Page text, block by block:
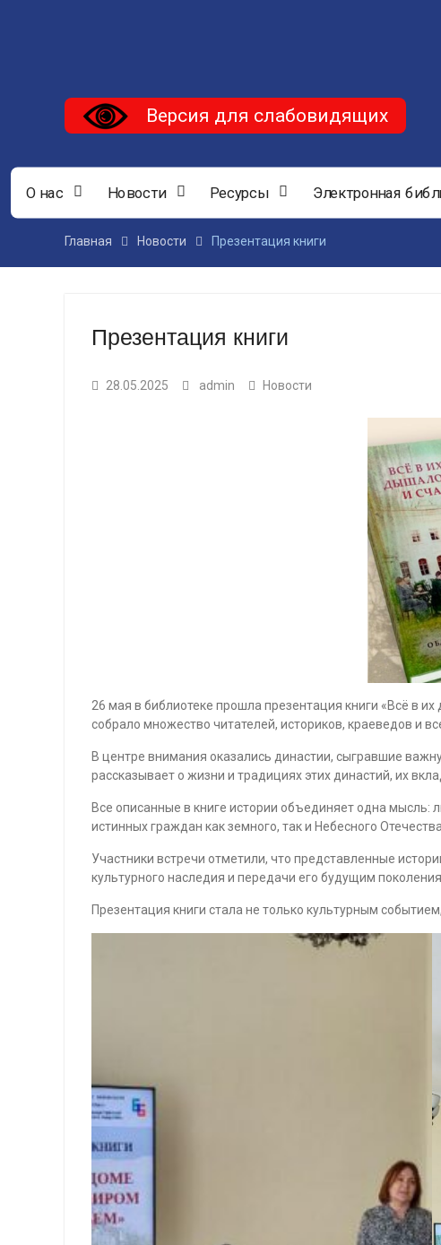
Версия для слабовидящих
О нас Новости Ресурсы Электронная
Главная Новости Презентация книги
Презентация книги
28.05.2025 admin Новости
26 мая в библиотеке прошла презентация книги «Всё в
собрало множество читателей, историков, краеведов и
В центре внимания оказались династии, сыгравшие
рассказывает о жизни и традициях этих династий, их
Все описанные в книге истории объединяет одна
истинных граждан как земного, так и Небесного
Участники встречи отметили, что представленные
культурного наследия и передачи его будущим
Презентация книги стала не только культурным